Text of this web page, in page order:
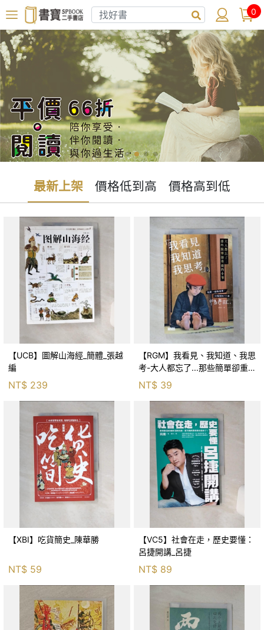
0
最新上架 價格低到高 價格高到低
【UCB】圖解山海經_簡體_張越
編
NT$ 239
【RGM】我看見、我知道、我思
考-大人都忘了...那些簡單卻重
要的小事_Nakajima
Bangwoo，Tingyo Koshi
NT$ 39
【XBI】吃貨簡史_陳華勝
NT$ 59
【VC5】社會在走，歷史要懂：
呂捷開講_呂捷
NT$ 89